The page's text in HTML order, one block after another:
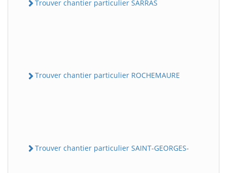
Trouver chantier particulier SARRAS
Trouver chantier particulier ROCHEMAURE
Trouver chantier particulier SAINT-GEORGES-